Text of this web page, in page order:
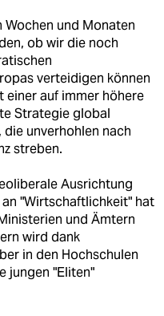
Wochen und Monaten
ob wir die noch
verteidigen können
einer auf immer höhere
Strategie global
unverhohlen nach
streben.
Ausrichtung
"Wirtschaftlichkeit" hat
und Ämtern
wird dank
in den Hochschulen
jungen "Eliten"